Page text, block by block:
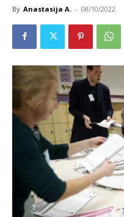
By Anastasija A. - 08/10/2022